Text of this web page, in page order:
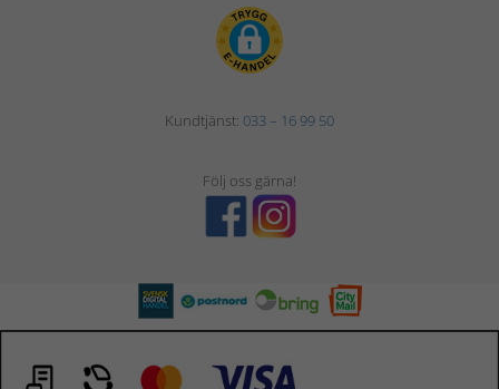
Kundtjänst: 033 – 16 99 50
Följ oss gärna!